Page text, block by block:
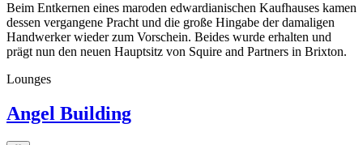
Beim Entkernen eines maroden edwardianischen Kaufhauses kamen
dessen vergangene Pracht und die große Hingabe der damaligen
Handwerker wieder zum Vorschein. Beides wurde erhalten und
prägt nun den neuen Hauptsitz von Squire and Partners in Brixton.
Lounges
Angel Building